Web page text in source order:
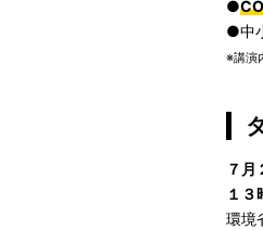
●
●中
※講演
７月
１３
環境